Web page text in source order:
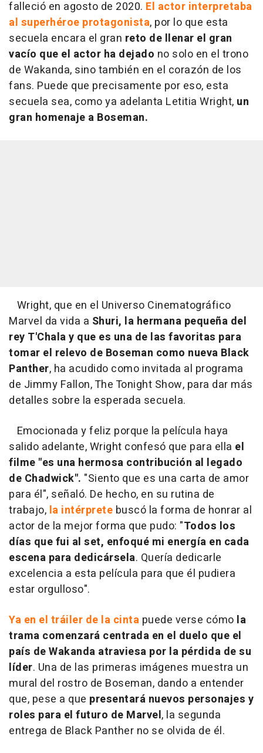
falleció en agosto de 2020. El actor interpretaba
al superhéroe protagonista, por lo que esta
secuela encara el gran reto de llenar el gran
vacío que el actor ha dejado no solo en el trono
de Wakanda, sino también en el corazón de los
fans. Puede que precisamente por eso, esta
secuela sea, como ya adelanta Letitia Wright, un
gran homenaje a Boseman.
Wright, que en el Universo Cinematográfico
Marvel da vida a Shuri, la hermana pequeña del
rey T'Chala y que es una de las favoritas para
tomar el relevo de Boseman como nueva Black
Panther, ha acudido como invitada al programa
de Jimmy Fallon, The Tonight Show, para dar más
detalles sobre la esperada secuela.
Emocionada y feliz porque la película haya
salido adelante, Wright confesó que para ella el
filme "es una hermosa contribución al legado
de Chadwick". "Siento que es una carta de amor
para él", señaló. De hecho, en su rutina de
trabajo, la intérprete buscó la forma de honrar al
actor de la mejor forma que pudo: "Todos los
días que fui al set, enfoqué mi energía en cada
escena para dedicársela. Quería dedicarle
excelencia a esta película para que él pudiera
estar orgulloso".
Ya en el tráiler de la cinta puede verse cómo la
trama comenzará centrada en el duelo que el
país de Wakanda atraviesa por la pérdida de su
líder. Una de las primeras imágenes muestra un
mural del rostro de Boseman, dando a entender
que, pese a que presentará nuevos personajes y
roles para el futuro de Marvel, la segunda
entrega de Black Panther no se olvida de él.